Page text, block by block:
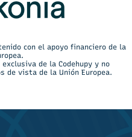
con el apoyo financiero de la
de la Codehupy y no
de vista de la Unión Europea.